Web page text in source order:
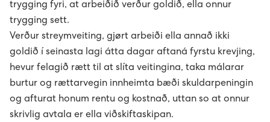
trygging fyri, at arbeiðið verður goldið, ella onnur
trygging sett.
Verður streymveiting, gjørt arbeiði ella annað ikki
goldið í seinasta lagi átta dagar aftaná fyrstu krevjing,
hevur felagið rætt til at slíta veitingina, taka málarar
burtur og rættarvegin innheimta bæði skuldarpeningin
og afturat honum rentu og kostnað, uttan so at onnur
skrivlig avtala er ella viðskiftaskipan.